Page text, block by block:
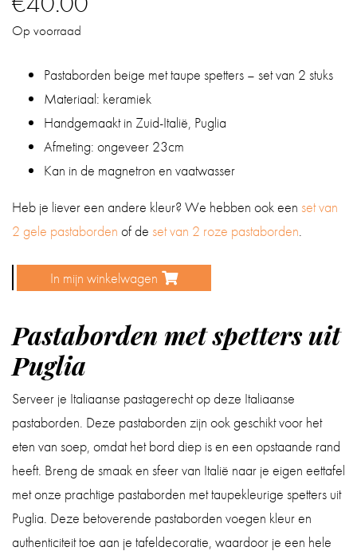
BLOG
Op voorraad
Pastaborden beige met taupe spetters – set van 2 stuks
Materiaal: keramiek
Handgemaakt in Zuid-Italië, Puglia
Afmeting: ongeveer 23cm
Kan in de magnetron en vaatwasser
Heb je liever een andere kleur? We hebben ook een set van
2 gele pastaborden of de set van 2 roze pastaborden.
spetters
(set
van
2)
aantal
In mijn winkelwagen
Pastaborden met spetters uit
Puglia
Serveer je Italiaanse pastagerecht op deze Italiaanse
pastaborden. Deze pastaborden zijn ook geschikt voor het
eten van soep, omdat het bord diep is en een opstaande rand
heeft. Breng de smaak en sfeer van Italië naar je eigen eettafel
met onze prachtige pastaborden met taupekleurige spetters uit
Puglia. Deze betoverende pastaborden voegen kleur en
authenticiteit toe aan je tafeldecoratie, waardoor je een hele